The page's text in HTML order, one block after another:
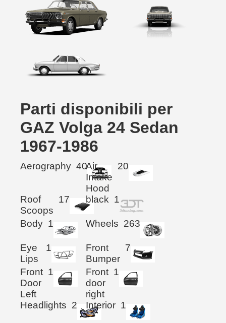
Parti disponibili per
GAZ Volga 24 Sedan
1967-1986
Aerography 40Air
Intake
Hood
20
Roof
Scoops
17 black 1
Body 1 Wheels 263
Eye
Lips
1
Front
Bumper
7
Front
Door
Left
1
Front
door
right
1
Headlights 2 Interior 1